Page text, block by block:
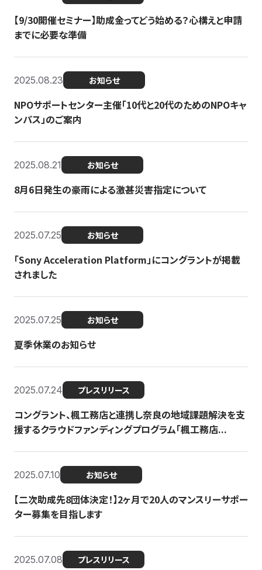
【9/30開催セミナー】助成金ってどう始める？心構えと申請
までに必要な準備
2025.08.23 お知らせ
NPOサポートセンター主催「10代と20代のためのNPOキャ
ンパス」のご案内
2025.08.21 お知らせ
8月6日発生の豪雨による激甚災害指定について
2025.07.25 お知らせ
「Sony Acceleration Platform」にコングラントが掲載
されました
2025.07.25 お知らせ
夏季休業のお知らせ
2025.07.24 プレスリリース
コングラント、楓工務店と連携し奈良の地域課題解決を支
援するクラウドファンディングプログラム「楓工務店...
2025.07.10 お知らせ
【二次助成先8団体決定！】2ヶ月で20人のマンスリーサポー
ター募集を目指します
2025.07.08 プレスリリース